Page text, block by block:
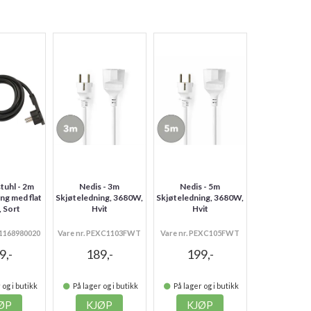
- 2m
med flat
Sort
og i butikk
Nedis - 3m
Skjøteledning, 3680W,
Hvit
Vare nr. PEXC1103FWT
189,-
På lager og i butikk
KJØP
Nedis - 5m
Skjøteledning, 3680W,
Hvit
Vare nr. PEXC105FWT
199,-
På lager og i butikk
KJØP